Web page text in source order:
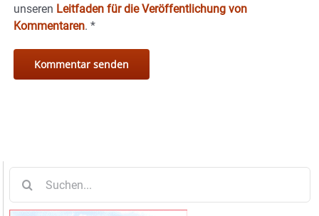
unseren Leitfaden für die Veröffentlichung von
Kommentaren. *
nach: